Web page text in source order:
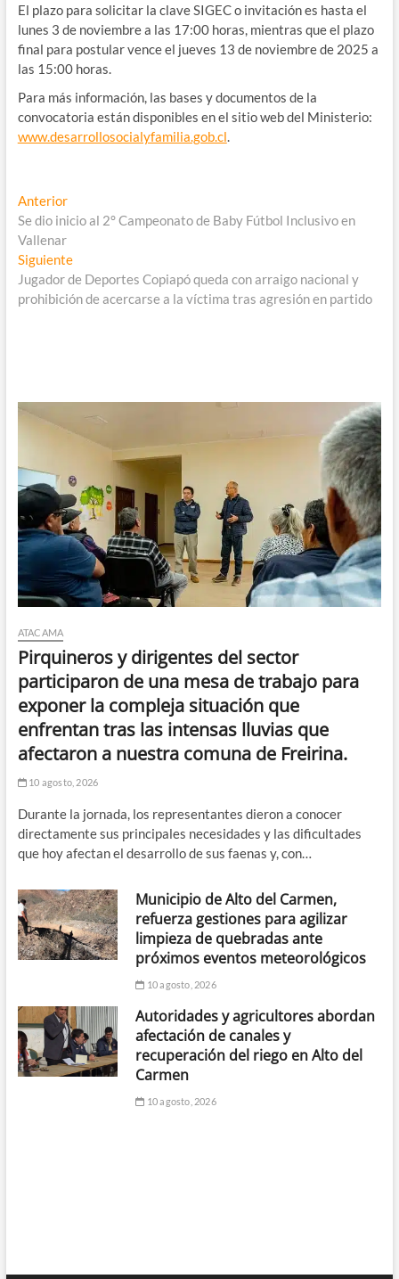
El plazo para solicitar la clave SIGEC o invitación es hasta el
lunes 3 de noviembre a las 17:00 horas, mientras que el plazo
final para postular vence el jueves 13 de noviembre de 2025 a
las 15:00 horas.
Para más información, las bases y documentos de la
convocatoria están disponibles en el sitio web del Ministerio:
www.desarrollosocialyfamilia.gob.cl.
Navegación
de
entradas
AnteriorEntrada
anterior:
Se dio inicio al 2° Campeonato de Baby Fútbol Inclusivo en
Vallenar
SiguienteEntrada
siguiente:
Jugador de Deportes Copiapó queda con arraigo nacional y
prohibición de acercarse a la víctima tras agresión en partido
ATACAMA
Pirquineros y dirigentes del sector
participaron de una mesa de trabajo para
exponer la compleja situación que
enfrentan tras las intensas lluvias que
afectaron a nuestra comuna de Freirina.
10 agosto, 2026
Durante la jornada, los representantes dieron a conocer
directamente sus principales necesidades y las dificultades
que hoy afectan el desarrollo de sus faenas y, con…
Municipio de Alto del Carmen,
refuerza gestiones para agilizar
limpieza de quebradas ante
próximos eventos meteorológicos
10 agosto, 2026
Autoridades y agricultores abordan
afectación de canales y
recuperación del riego en Alto del
Carmen
10 agosto, 2026